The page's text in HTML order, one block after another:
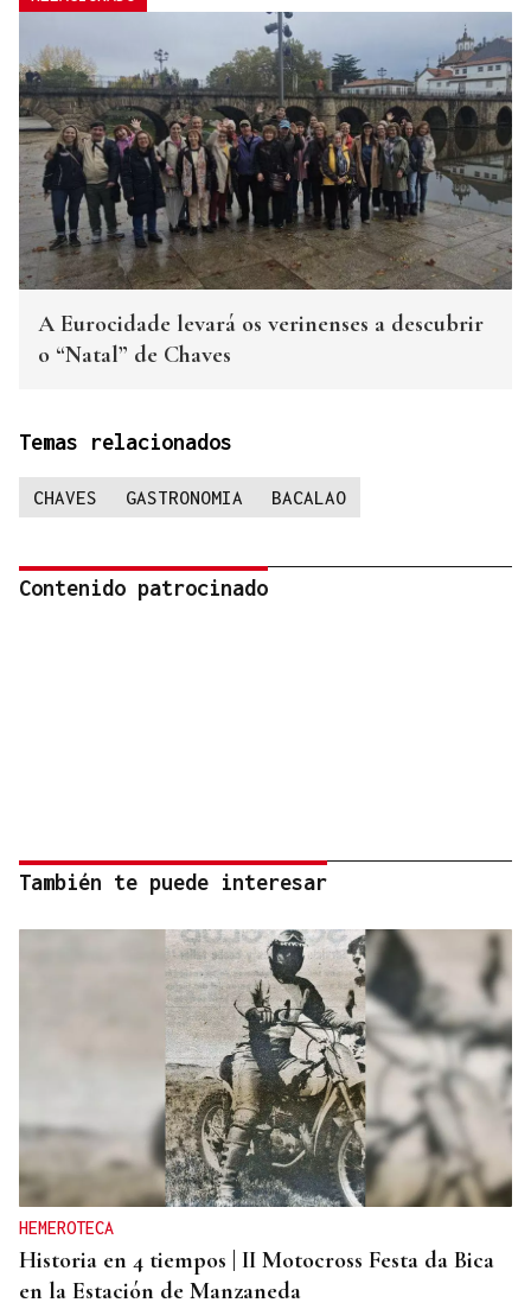
A Eurocidade levará os verinenses a descubrir
o “Natal” de Chaves
Temas relacionados
CHAVES GASTRONOMIA BACALAO
Contenido patrocinado
También te puede interesar
HEMEROTECA
Historia en 4 tiempos | II Motocross Festa da Bica
en la Estación de Manzaneda